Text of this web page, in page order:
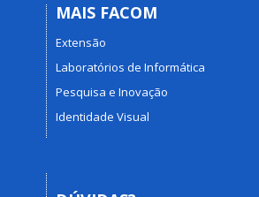
MAIS FACOM
Extensão
Laboratórios de Informática
Pesquisa e Inovação
Identidade Visual